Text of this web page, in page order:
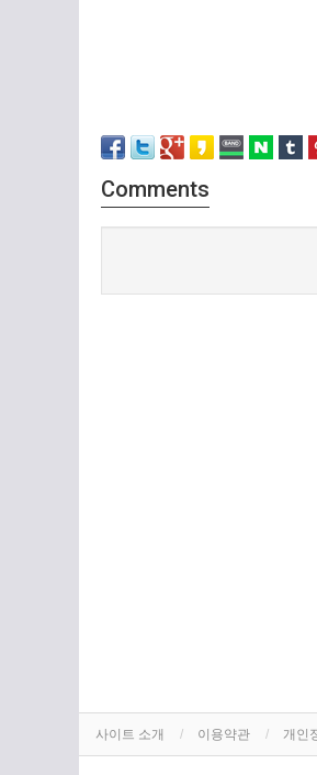
Comments
사이트 소개 이용약관 개인